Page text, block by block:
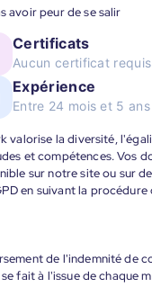
avoir peur de se salir
Certificats
Aucun certificat requis
Expérience
Entre 24 mois et 5 ans
valorise la diversité,
et compétences. Vos
sur notre site ou sur
en suivant la
de l'indemnité de
fait à l'issue de chaque